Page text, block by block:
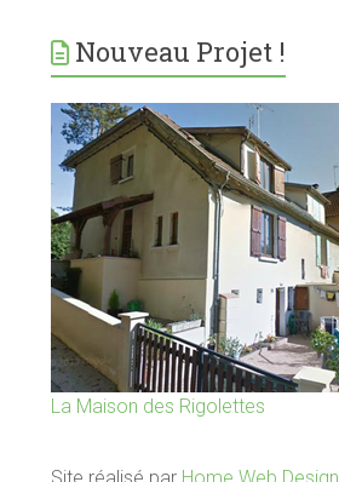
Nouveau Projet !
La Maison des Rigolettes